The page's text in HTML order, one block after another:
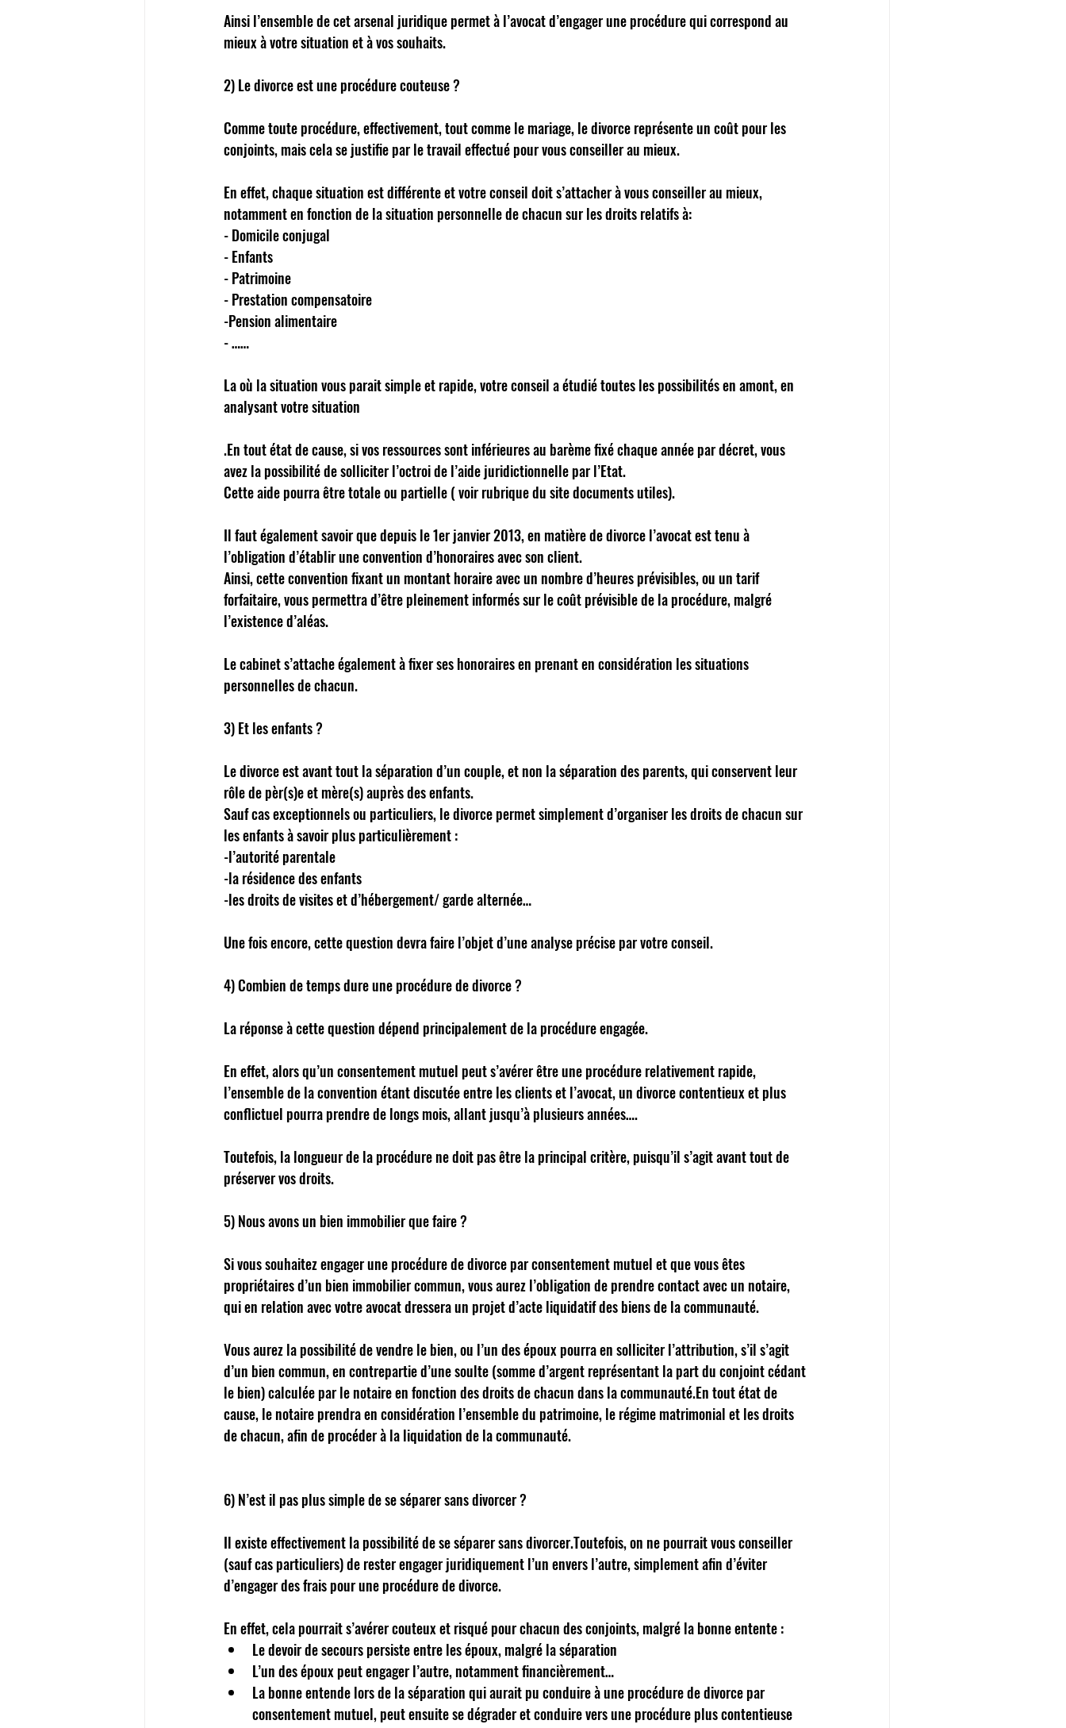
Ainsi l’ensemble de cet arsenal juridique permet à l’avocat d’engager une procédure qui correspond au
mieux à votre situation et à vos souhaits.
2) Le divorce est une procédure couteuse ?
Comme toute procédure, effectivement, tout comme le mariage, le divorce représente un coût pour les
conjoints, mais cela se justifie par le travail effectué pour vous conseiller au mieux.
En effet, chaque situation est différente et votre conseil doit s’attacher à vous conseiller au mieux,
notamment en fonction de la situation personnelle de chacun sur les droits relatifs à:
- Domicile conjugal
- Enfants
- Patrimoine
- Prestation compensatoire
-Pension alimentaire
- ……
La où la situation vous parait simple et rapide, votre conseil a étudié toutes les possibilités en amont, en
analysant votre situation
.En tout état de cause, si vos ressources sont inférieures au barème fixé chaque année par décret, vous
avez la possibilité de solliciter l’octroi de l’aide juridictionnelle par l’Etat.
Cette aide pourra être totale ou partielle ( voir rubrique du site documents utiles).
Il faut également savoir que depuis le 1er janvier 2013, en matière de divorce l’avocat est tenu à
l’obligation d’établir une convention d’honoraires avec son client.
Ainsi, cette convention fixant un montant horaire avec un nombre d’heures prévisibles, ou un tarif
forfaitaire, vous permettra d’être pleinement informés sur le coût prévisible de la procédure, malgré
l’existence d’aléas.
Le cabinet s’attache également à fixer ses honoraires en prenant en considération les situations
personnelles de chacun.
3) Et les enfants ?
Le divorce est avant tout la séparation d’un couple, et non la séparation des parents, qui conservent leur
rôle de pèr(s)e et mère(s) auprès des enfants.
Sauf cas exceptionnels ou particuliers, le divorce permet simplement d’organiser les droits de chacun sur
les enfants à savoir plus particulièrement :
-l’autorité parentale
-la résidence des enfants
-les droits de visites et d’hébergement/ garde alternée…
Une fois encore, cette question devra faire l’objet d’une analyse précise par votre conseil.
4) Combien de temps dure une procédure de divorce ?
La réponse à cette question dépend principalement de la procédure engagée.
En effet, alors qu’un consentement mutuel peut s’avérer être une procédure relativement rapide,
l’ensemble de la convention étant discutée entre les clients et l’avocat, un divorce contentieux et plus
conflictuel pourra prendre de longs mois, allant jusqu’à plusieurs années….
Toutefois, la longueur de la procédure ne doit pas être la principal critère, puisqu’il s’agit avant tout de
préserver vos droits.
5) Nous avons un bien immobilier que faire ?
Si vous souhaitez engager une procédure de divorce par consentement mutuel et que vous êtes
propriétaires d’un bien immobilier commun, vous aurez l’obligation de prendre contact avec un notaire,
qui en relation avec votre avocat dressera un projet d’acte liquidatif des biens de la communauté.
Vous aurez la possibilité de vendre le bien, ou l’un des époux pourra en solliciter l’attribution, s’il s’agit
d’un bien commun, en contrepartie d’une soulte (somme d’argent représentant la part du conjoint cédant
le bien) calculée par le notaire en fonction des droits de chacun dans la communauté.En tout état de
cause, le notaire prendra en considération l’ensemble du patrimoine, le régime matrimonial et les droits
de chacun, afin de procéder à la liquidation de la communauté.
6) N’est il pas plus simple de se séparer sans divorcer ?
Il existe effectivement la possibilité de se séparer sans divorcer.Toutefois, on ne pourrait vous conseiller
(sauf cas particuliers) de rester engager juridiquement l’un envers l’autre, simplement afin d’éviter
d’engager des frais pour une procédure de divorce.
En effet, cela pourrait s’avérer couteux et risqué pour chacun des conjoints, malgré la bonne entente :
Le devoir de secours persiste entre les époux, malgré la séparation
L’un des époux peut engager l’autre, notamment financièrement…
La bonne entende lors de la séparation qui aurait pu conduire à une procédure de divorce par
consentement mutuel, peut ensuite se dégrader et conduire vers une procédure plus contentieuse